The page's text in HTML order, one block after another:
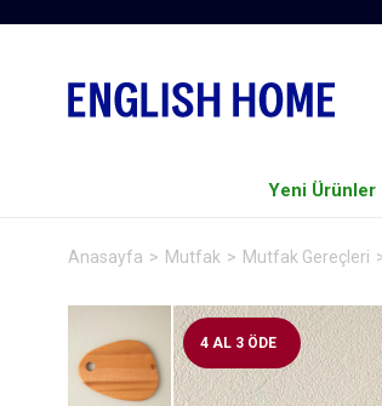
Yeni Ürünler
Anasayfa Mutfak Mutfak Gereçleri
4 AL 3 ÖDE